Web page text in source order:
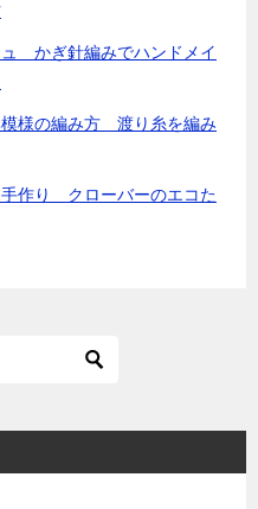
かぎ針編みでハンドメイ
様の編み方 渡り糸を編み
作り クローバーのエコた